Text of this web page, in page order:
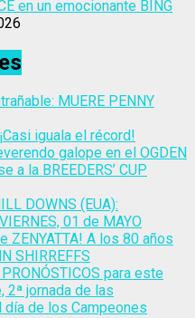
en un emocionante BING
MUERE PENNY
iguala el récord!
galope en el OGDEN
a la BREEDERS’ CUP
DOWNS (EUA):
01 de MAYO
ZENYATTA! A los 80 años
SHIRREFFS
PRONÓSTICOS para este
2ª jornada de las
día de los Campeones